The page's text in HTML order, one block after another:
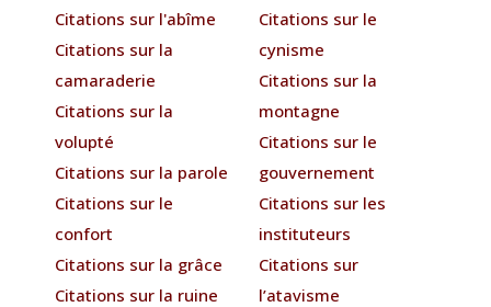
Citations sur l'abîme
Citations sur la
camaraderie
Citations sur la
volupté
Citations sur la parole
Citations sur le
confort
Citations sur la grâce
Citations sur la ruine
Citations sur le
cynisme
Citations sur la
montagne
Citations sur le
gouvernement
Citations sur les
instituteurs
Citations sur
l’atavisme